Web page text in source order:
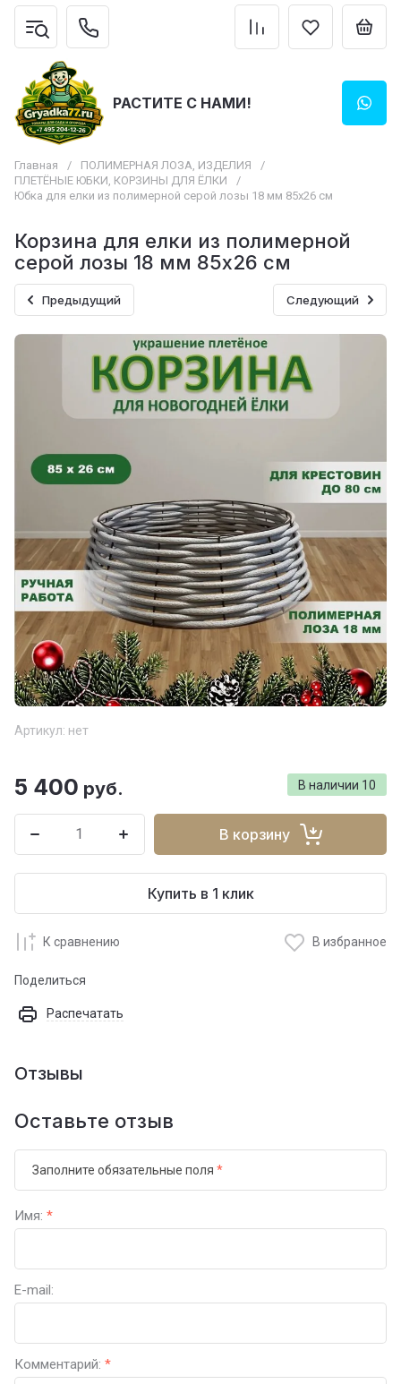
РАСТИТЕ С НАМИ!
Главная / ПОЛИМЕРНАЯ ЛОЗА, ИЗДЕЛИЯ
/
ПЛЕТЁНЫЕ ЮБКИ, КОРЗИНЫ ДЛЯ ЁЛКИ
/
Юбка для елки из полимерной серой лозы 18 мм 85х26 см
Корзина для елки из полимерной
серой лозы 18 мм 85х26 см
Предыдущий Следующий
Артикул: нет
В наличии 10
5 400 руб.
В корзину
Купить в 1 клик
К сравнению В избранное
Поделиться
Распечатать
Отзывы
Оставьте отзыв
Заполните обязательные поля *
Имя: *
E-mail:
Комментарий: *